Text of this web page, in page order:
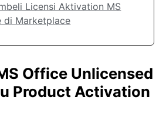
Licensi Aktivation MS
di Marketplace
Office Unlicensed
Product Activation